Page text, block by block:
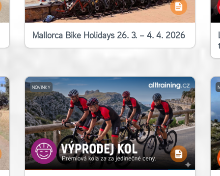
Mallorca Bike Holidays 26. 3. – 4. 4. 2026
NOVINKY